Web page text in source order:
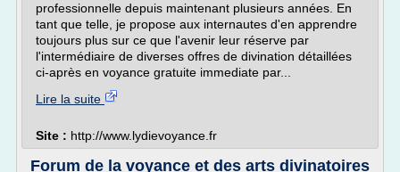
professionnelle depuis maintenant plusieurs années. En
tant que telle, je propose aux internautes d'en apprendre
toujours plus sur ce que l'avenir leur réserve par
l'intermédiaire de diverses offres de divination détaillées
ci-après en voyance gratuite immediate par...
Lire la suite
Site : http://www.lydievoyance.fr
Forum de la voyance et des arts divinatoires